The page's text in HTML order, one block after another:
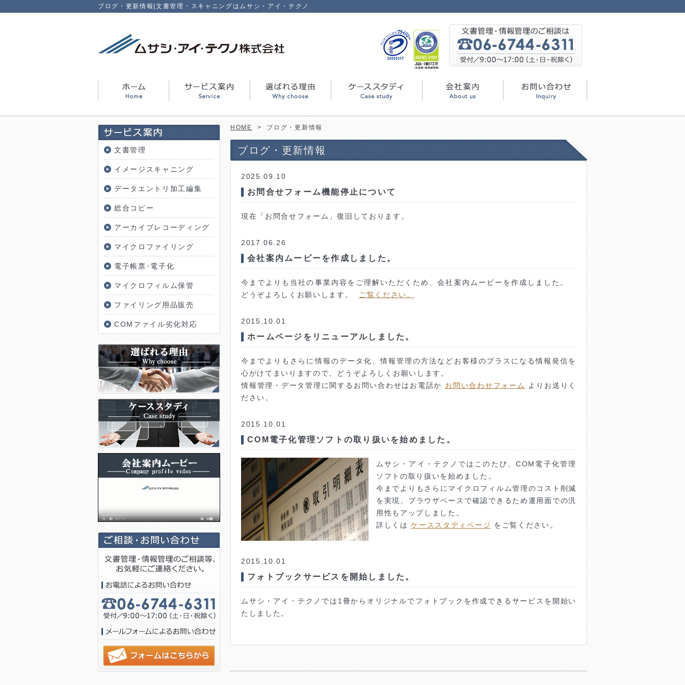
ブログ・更新情報|文書管理・スキャニングはムサシ・アイ・テクノ
文書管理
イメージスキャニング
データエントリ加工編集
総合コピー
アーカイブレコーディング
マイクロファイリング
電子帳票･電子化
マイクロフィルム保管
ファイリング用品販売
COMファイル劣化対応
HOME > ブログ・更新情報
ブログ・更新情報
2025.09.10
お問合せフォーム機能停止について
現在「お問合せフォーム」復旧しております。
2017.06.26
会社案内ムービーを作成しました。
今までよりも当社の事業内容をご理解いただくため、会社案内ムービーを作成しました。
どうぞよろしくお願いします。
ご覧ください。
2015.10.01
ホームページをリニューアルしました。
今までよりもさらに情報のデータ化、情報管理の方法などお客様のプラスになる情報発信を
心がけてまいりますので、どうぞよろしくお願いします。
情報管理・データ管理に関するお問い合わせはお電話か お問い合わせフォーム
よりお送りく
ださい。
2015.10.01
COM電子化管理ソフトの取り扱いを始めました。
ムサシ・アイ・テクノではこのたび、COM電子化管理
ソフトの取り扱いを始めました。
今までよりもさらにマイクロフィルム管理のコスト削減
を実現、ブラウザベースで確認できるため運用面での汎
用性もアップしました。
詳しくはケーススタディページ をご覧ください。
2015.10.01
フォトブックサービスを開始しました。
ムサシ・アイ・テクノでは1冊からオリジナルでフォトブックを作成できるサービスを開始い
たしました。